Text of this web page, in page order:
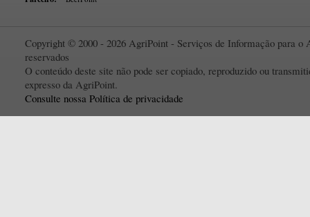
Copyright © 2000 - 2026 AgriPoint - Serviços de Informação para o
reservados
O conteúdo deste site não pode ser copiado, reproduzido ou
expresso da AgriPoint.
Consulte nossa Política de privacidade